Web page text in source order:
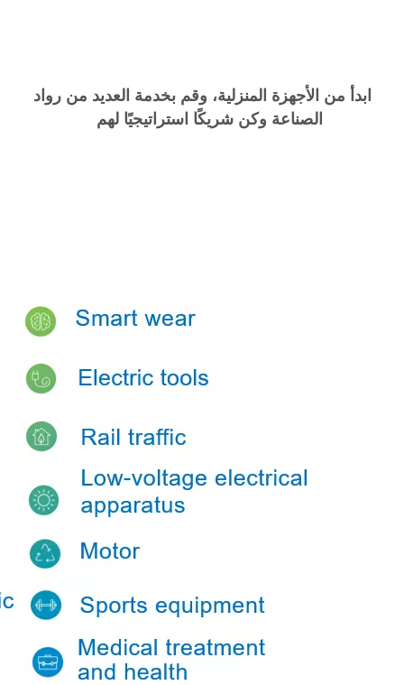
ابدأ من الأجهزة المنزلية، وقم بخدمة العديد من رواد
الصناعة وكن شريكًا استراتيجيًا لهم